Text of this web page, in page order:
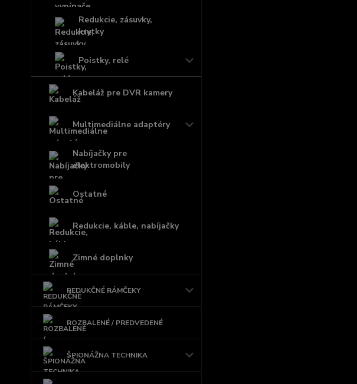
Redukcie, zásuvky,
krytky
Poistky, relé
Kabeláž pre DVR kamery
Multimediálne adaptéry
Nabíjačky pre
elektromobily
Ostatné
Redukcie, káble, nabíjačky
Zimné doplnky
REDUKČNÉ RÁMČEKY
ROZBALENÉ / PREDVEDENÉ
ŠPIONÁŽNA TECHNIKA